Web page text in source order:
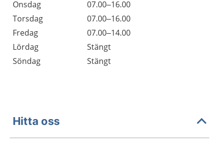
Onsdag
07.00–16.00
Torsdag
07.00–16.00
Fredag
07.00–14.00
Lördag
Stängt
Söndag
Stängt
Hitta oss